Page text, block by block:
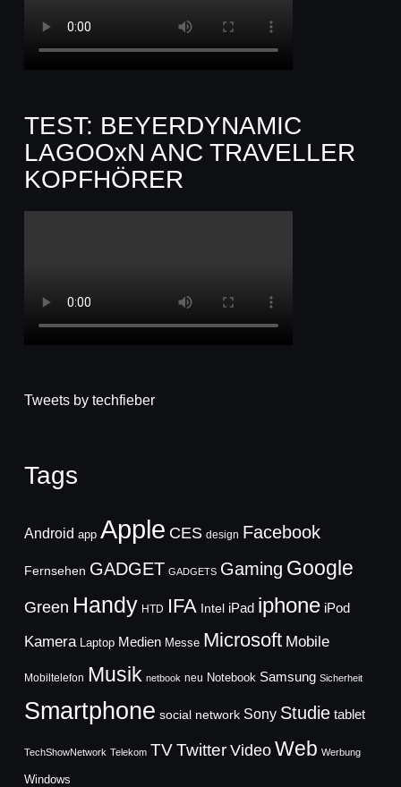
TEST: BEYERDYNAMIC
LAGOOxN ANC TRAVELLER
KOPFHÖRER
Tweets by techfieber
Tags
Android app Apple CES design Facebook
Fernsehen GADGET GADGETS Gaming Google
Green Handy HTD IFA Intel iPad iphone iPod
Kamera Laptop Medien Messe Microsoft Mobile
Mobiltelefon Musik netbook neu Notebook Samsung Sicherheit
Smartphone social network Sony Studie tablet
TechShowNetwork Telekom TVTwitter Video Web Werbung
Windows